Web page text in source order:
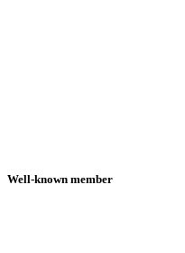
Well-known member